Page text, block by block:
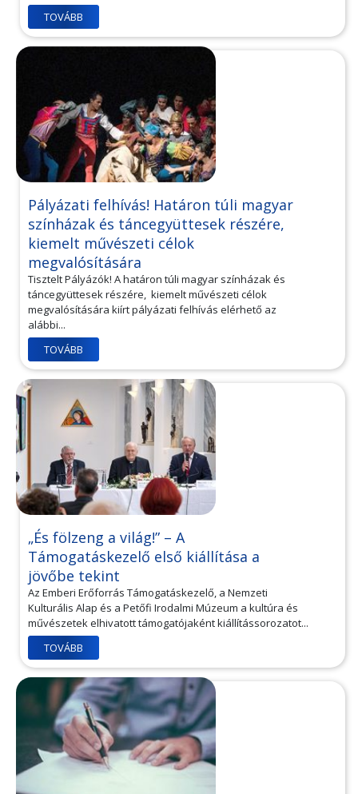
TOVÁBB
Pályázati felhívás! Határon túli magyar
színházak és táncegyüttesek részére,
kiemelt művészeti célok
megvalósítására
Tisztelt Pályázók! A határon túli magyar színházak és
táncegyüttesek részére, kiemelt művészeti célok
megvalósítására kiírt pályázati felhívás elérhető az
alábbi...
TOVÁBB
„És fölzeng a világ!” – A
Támogatáskezelő első kiállítása a
jövőbe tekint
Az Emberi Erőforrás Támogatáskezelő, a Nemzeti
Kulturális Alap és a Petőfi Irodalmi Múzeum a kultúra és
művészetek elhivatott támogatójaként kiállítássorozatot...
TOVÁBB